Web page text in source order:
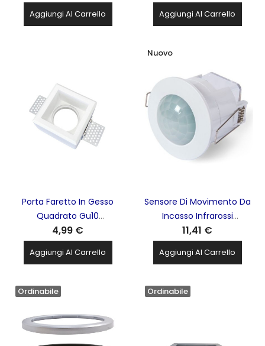
Aggiungi Al Carrello Aggiungi Al Carrello
Porta Faretto In Gesso
Quadrato Gu10
Tecnoswitch AREA LED -
GE121AL
4,99 €
Aggiungi Al Carrello
Nuovo
Sensore Di Movimento Da
Incasso Infrarossi
TECNOSWITCH - SE236AN
11,41 €
Aggiungi Al Carrello
Ordinabile Ordinabile